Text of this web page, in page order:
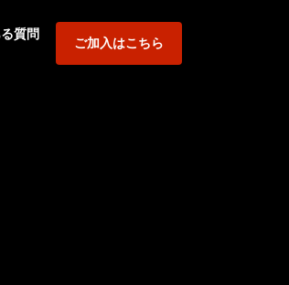
質問
ご加入はこちら